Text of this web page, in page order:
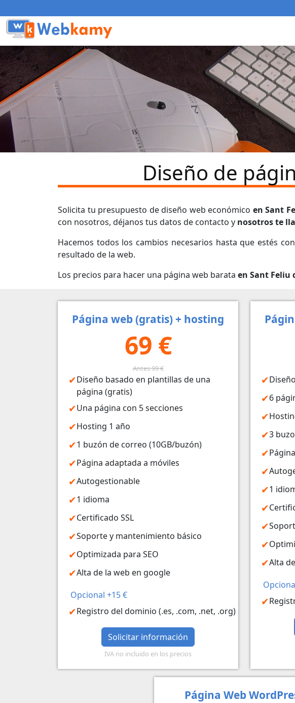
Diseño de
Solicita tu presupuesto de diseño web económico en Sant
con nosotros, déjanos tus datos de contacto y nosotros te
Hacemos todos los cambios necesarios hasta que estés
resultado de la web.
Los precios para hacer una página web barata en Sant Feliu
Página web (gratis) + hosting
69 €
Antes 99 €
Diseño basado en plantillas de una
página (gratis)
Una página con 5 secciones
Hosting 1 año
1 buzón de correo (10GB/buzón)
Página adaptada a móviles
Autogestionable
1 idioma
Certificado SSL
Soporte y mantenimiento básico
Optimizada para SEO
Alta de la web en google
Opcional +15 €
Registro del dominio (.es, .com, .net, .org)
Solicitar información
IVA no incluido en los precios
6
3
1
Alta
Página Web